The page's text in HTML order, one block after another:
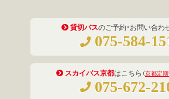
貸切バスのご予約・お問い合わ
075-584-
スカイバス京都はこちら （京都定
075-672-